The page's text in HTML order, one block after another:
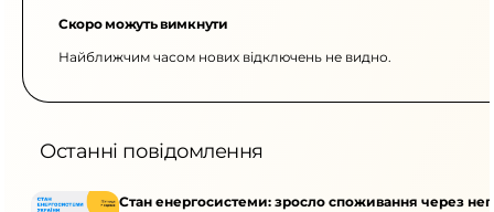
Скоро можуть вимкнути
Найближчим часом нових відключень не видно.
Останні повідомлення
Стан енергосистеми: зросло споживання через